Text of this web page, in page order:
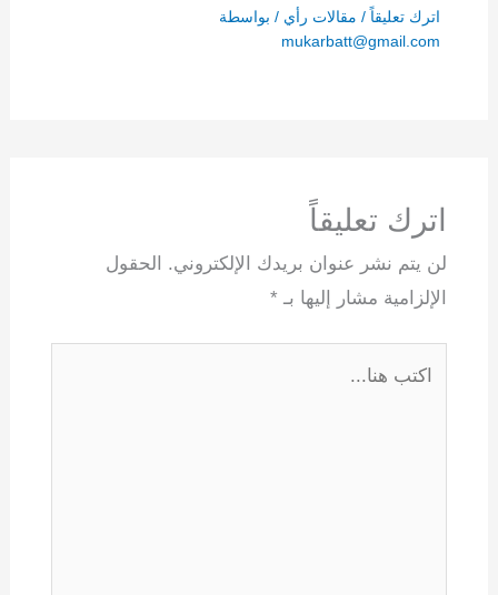
اترك تعليقاً / مقالات رأي / بواسطة
mukarbatt@gmail.com
اترك تعليقاً
لن يتم نشر عنوان بريدك الإلكتروني.
الحقول
الإلزامية مشار إليها بـ *